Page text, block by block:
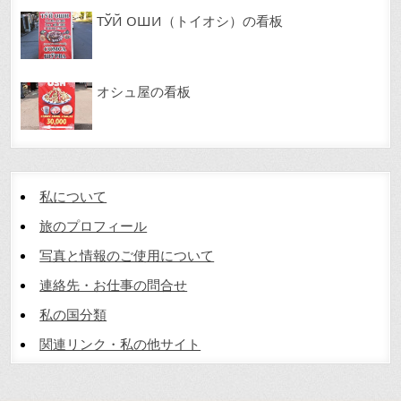
ТЎЙ ОШИ（トイオシ）の看板
オシュ屋の看板
私について
旅のプロフィール
写真と情報のご使用について
連絡先・お仕事の問合せ
私の国分類
関連リンク・私の他サイト